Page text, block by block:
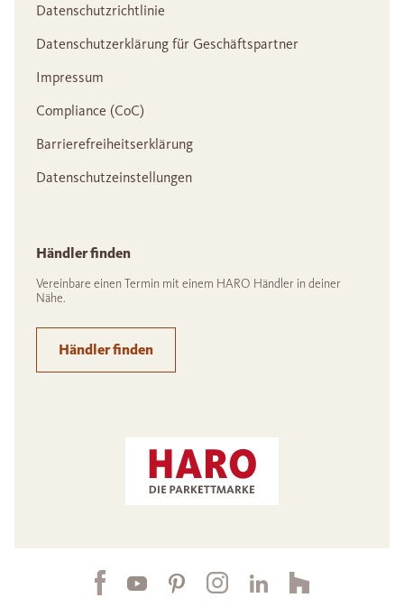
Datenschutzrichtlinie
Datenschutzerklärung für Geschäftspartner
Impressum
Compliance (CoC)
Barrierefreiheitserklärung
Datenschutzeinstellungen
Händler finden
Vereinbare einen Termin mit einem HARO Händler in deiner
Nähe.
Händler finden